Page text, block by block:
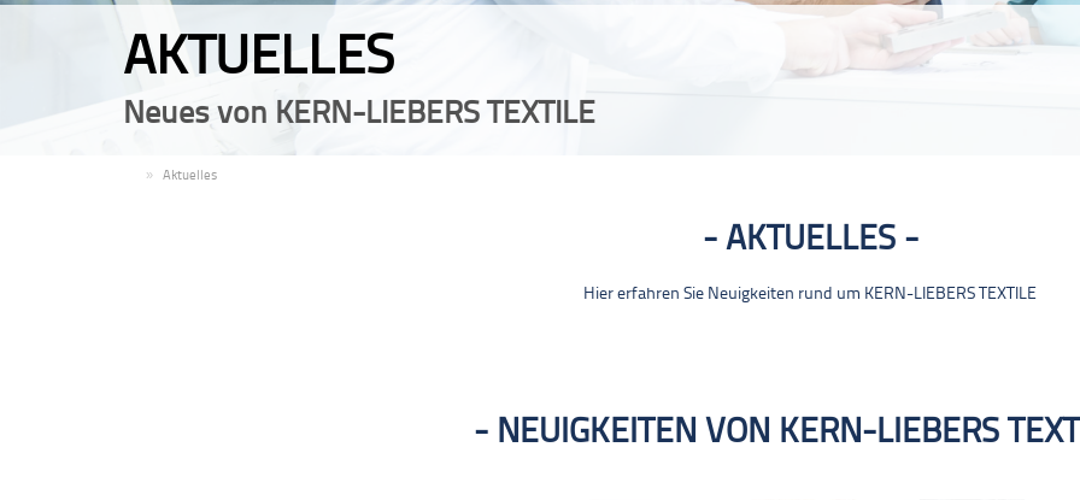
AKTUELLES
Neues von KERN-LIEBERS TEXTILE
Aktuelles
AKTUELLES
Hier erfahren Sie Neuigkeiten rund um KERN-LIEBERS TEXTILE
NEUIGKEITEN VON KERN-LIEBERS